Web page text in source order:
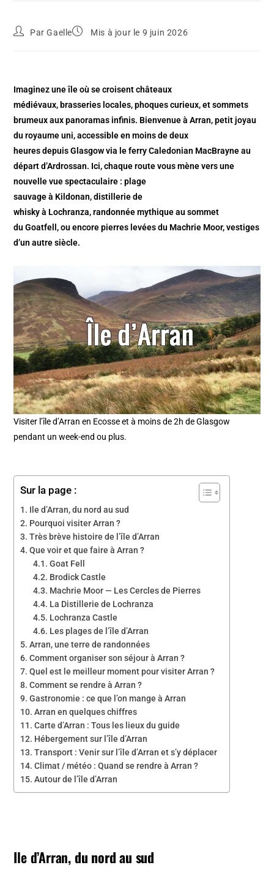
ParGaelle Mis à jour le 9 juin 2026
Imaginez uneîleoù se croisentchâteaux
médiévaux, brasseries locales,phoques curieux, etsommets
brumeuxaux panoramas infinis. Bienvenue àArran, petit joyau
duroyaume uni, accessible enmoins de deux
heuresdepuisGlasgowvia leferry Caledonian MacBrayneau
départ d’Ardrossan. Ici, chaqueroutevous mène vers une
nouvellevuespectaculaire :plage
sauvageà Kildonan,distillerie de
whiskyà Lochranza,randonnéemythique au sommet
duGoatfell , ou encorepierres levéesdu Machrie Moor, vestiges
d’un autresiècle.
Visiter l’île d’Arran en Ecosse et à moins de 2h de Glasgow
pendant un week-end ou plus.
Sur la page :
Ile d’Arran, du nord au sud
Pourquoi visiter Arran ?
Très brève histoire de l’île d’Arran
Que voir et que faire à Arran ?
Goat Fell
Brodick Castle
Machrie Moor — Les Cercles de Pierres
La Distillerie de Lochranza
Lochranza Castle
Les plages de l’île d’Arran
Arran, une terre de randonnées
Comment organiser son séjour à Arran ?
Quel est le meilleur moment pour visiter Arran ?
Comment se rendre à Arran ?
Gastronomie : ce que l’on mange à Arran
Arran en quelques chiffres
Carte d’Arran : Tous les lieux du guide
Hébergement sur l’île d’Arran
Transport : Venir sur l’île d’Arran et s’y déplacer
Climat / météo : Quand se rendre à Arran ?
Autour de l’île d’Arran
Ile d’Arran, du nord au sud